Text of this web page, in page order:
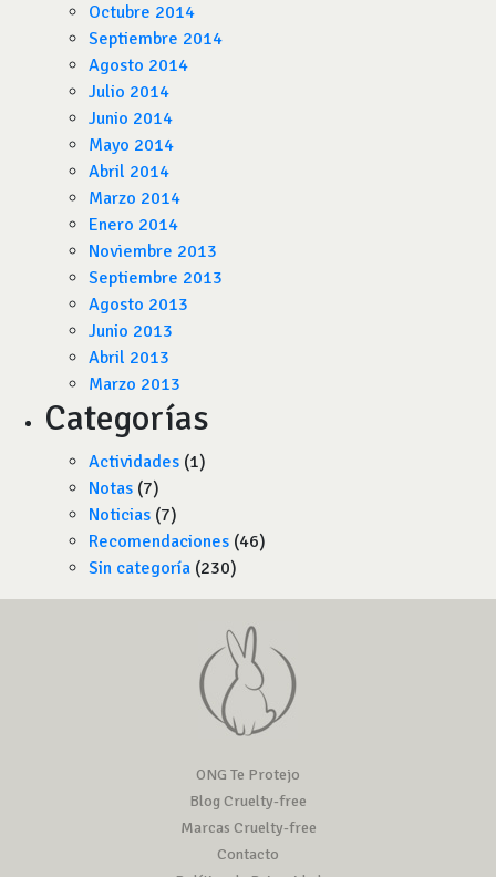
Octubre 2014
Septiembre 2014
Agosto 2014
Julio 2014
Junio 2014
Mayo 2014
Abril 2014
Marzo 2014
Enero 2014
Noviembre 2013
Septiembre 2013
Agosto 2013
Junio 2013
Abril 2013
Marzo 2013
Categorías
Actividades (1)
Notas (7)
Noticias (7)
Recomendaciones (46)
Sin categoría (230)
ONG Te Protejo
Blog Cruelty-free
Marcas Cruelty-free
Contacto